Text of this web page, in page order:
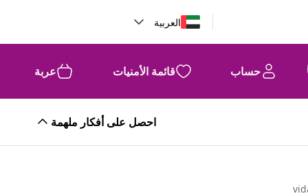
العربية
حساب قائمة الأمنيات عربة
احصل على أفكار ملهمة